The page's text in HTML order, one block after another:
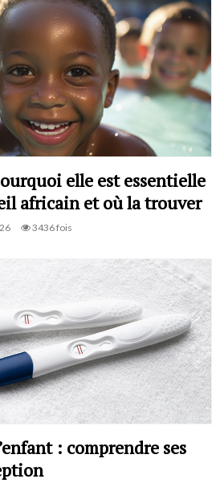
elle est essentielle
africain et où la trouver
3436 fois
: comprendre ses